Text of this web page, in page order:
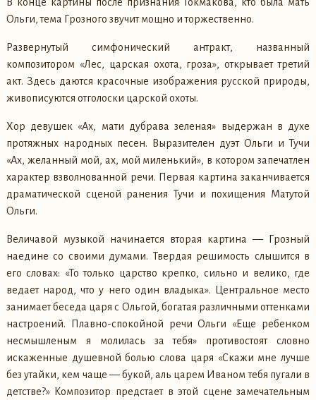
Ольги, тема Грозного звучит мощно и торжественно.
Развернутый симфонический антракт, названный
композитором «Лес, царская охота, гроза», открывает третий
акт. Здесь даются красочные изображения русской природы,
живописуются отголоски царской охоты.
Хор девушек «Ах, мати дубрава зеленая» выдержан в духе
протяжных народных песен. Выразителен дуэт Ольги и Тучи
«Ах, желанный мой, ах, мой миленький», в котором запечатлен
характер взволнованной речи. Первая картина заканчивается
драматической сценой ранения Тучи и похищения Матутой
Ольги.
Величавой музыкой начинается вторая картина — Грозный
наедине со своими думами. Твердая решимость слышится в
его словах: «То только царство крепко, сильно и велико, где
ведает народ, что у него один владыка». Центральное место
занимает беседа царя с Ольгой, богатая различными оттенками
настроений. Плавно-спокойной речи Ольги «Еще ребенком
несмышленым я молилась за тебя» противостоят словно
искаженные душевной болью слова царя «Скажи мне лучше
без утайки, кем чаще — букой, аль царем Иваном тебя пугали в
детстве?» Композитор предстает в этой сцене замечательным